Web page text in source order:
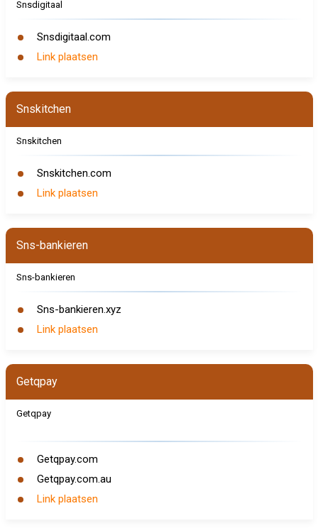
Snsdigitaal
Snsdigitaal.com
Link plaatsen
Snskitchen
Snskitchen
Snskitchen.com
Link plaatsen
Sns-bankieren
Sns-bankieren
Sns-bankieren.xyz
Link plaatsen
Getqpay
Getqpay
Getqpay.com
Getqpay.com.au
Link plaatsen